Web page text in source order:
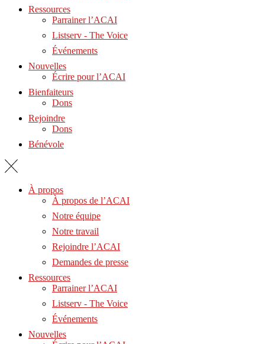
Ressources
Parrainer l’ACAI
Listserv - The Voice
Événements
Nouvelles
Écrire pour l’ACAI
Bienfaiteurs
Dons
Rejoindre
Dons
Bénévole
À propos
À propos de l’ACAI
Notre équipe
Notre travail
Rejoindre l’ACAI
Demandes de presse
Ressources
Parrainer l’ACAI
Listserv - The Voice
Événements
Nouvelles